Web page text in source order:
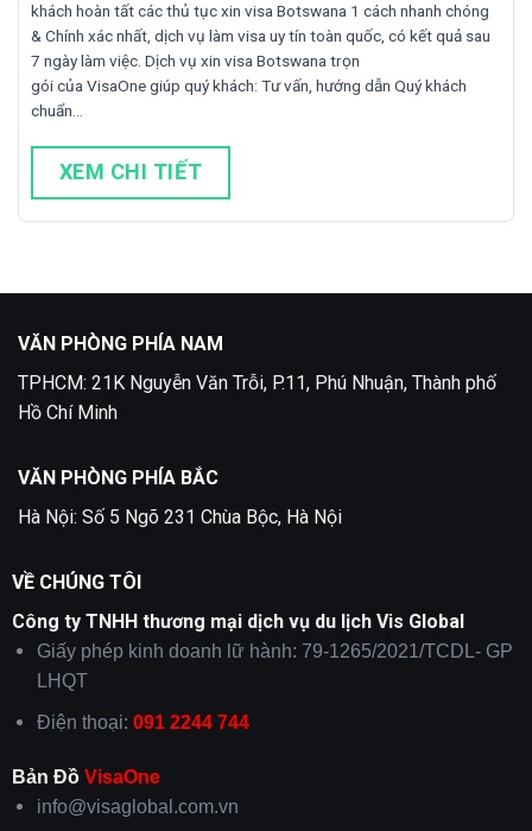
khách hoàn tất các thủ tục xin visa Botswana 1 cách nhanh chóng
& Chính xác nhất, dịch vụ làm visa uy tín toàn quốc, có kết quả sau
7 ngày làm việc. Dịch vụ xin visa Botswana trọn
gói của VisaOne giúp quý khách: Tư vấn, hướng dẫn Quý khách
chuẩn…
XEM CHI TIẾT
VĂN PHÒNG PHÍA NAM
TPHCM: 21K Nguyễn Văn Trỗi, P.11, Phú Nhuận, Thành phố
Hồ Chí Minh
VĂN PHÒNG PHÍA BẮC
Hà Nội: Số 5 Ngõ 231 Chùa Bộc, Hà Nội
VỀ CHÚNG TÔI
Công ty TNHH thương mại dịch vụ du lịch Vis Global
Giấy phép kinh doanh lữ hành: 79-1265/2021/TCDL- GP
LHQT
Điện thoại: 091 2244 744
Bản Đồ VisaOne
info@visaglobal.com.vn